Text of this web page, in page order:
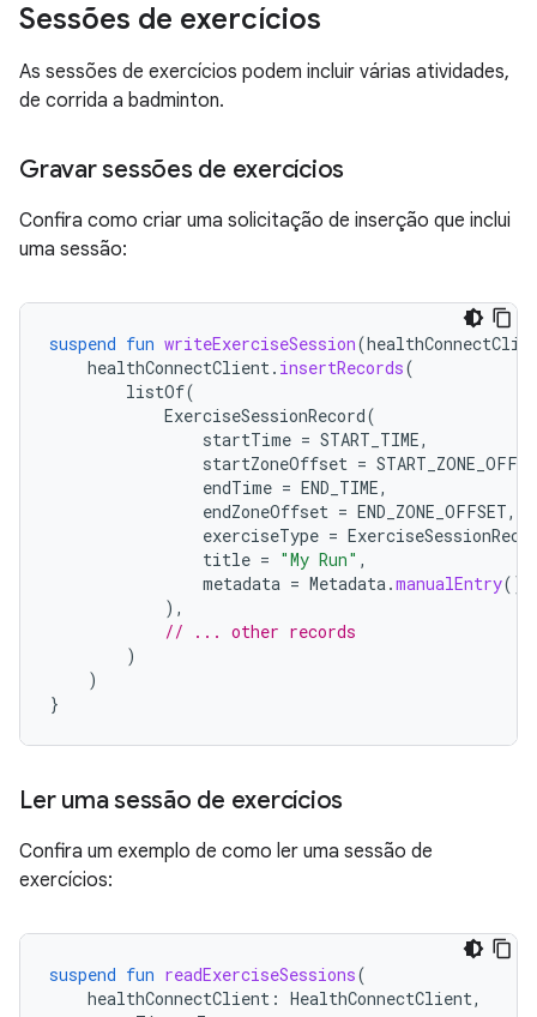
Sessões de exercícios
As sessões de exercícios podem incluir várias atividades,
de corrida a badminton.
Gravar sessões de exercícios
Confira como criar uma solicitação de inserção que inclui
uma sessão:
suspend fun writeExerciseSession(
healthConnectClient. insertRecords(
listOf(
ExerciseSessionRecord(
startTime = START_TIME,
startZoneOffset =
endTime = END_TIME,
endZoneOffset = END_ZONE_OFFSET,
exerciseType =
title = "My Run" ,
metadata = Metadata.manualEntry()
),
// ... other records
)
)
}
Ler uma sessão de exercícios
Confira um exemplo de como ler uma sessão de
exercícios:
suspend fun readExerciseSessions(
healthConnectClient : HealthConnectClient,